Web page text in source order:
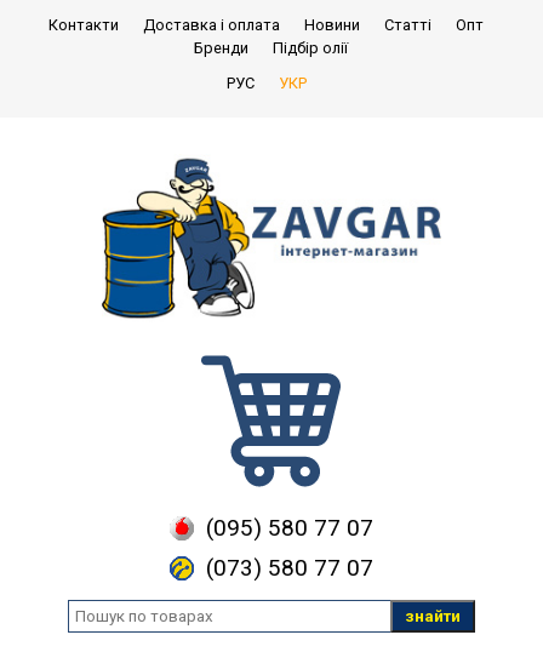
Контакти Доставка і оплата Новини Статті
Опт
Бренди
Підбір олії
РУС
УКР
(095) 580 77 07
(073) 580 77 07
знайти